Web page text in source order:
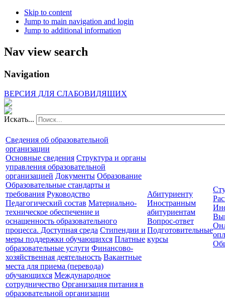
Skip to content
Jump to main navigation and login
Jump to additional information
Nav view search
Navigation
ВЕРСИЯ ДЛЯ СЛАБОВИДЯЩИХ
Искать...
Сведения об образовательной
организации
Основные сведения Структура и органы
управления образовательной
организацией Документы Образование
Образовательные стандарты и
требования Руководство
Педагогический состав Материально-
техническое обеспечение и
оснащенность образовательного
процесса. Доступная среда Стипендии и
меры поддержки обучающихся Платные
образовательные услуги Финансово-
хозяйственная деятельность Вакантные
места для приема (перевода)
обучающихся Международное
сотрудничество Организация питания в
образовательной организации
Абитуриенту
Иностранным
абитуриентам
Вопрос-ответ
Подготовительные
курсы